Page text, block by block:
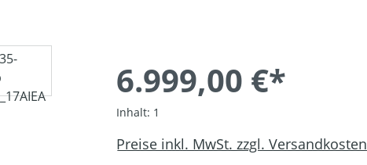
6.999,00 €*
Inhalt: 1
Preise inkl. MwSt. zzgl. Versandkosten